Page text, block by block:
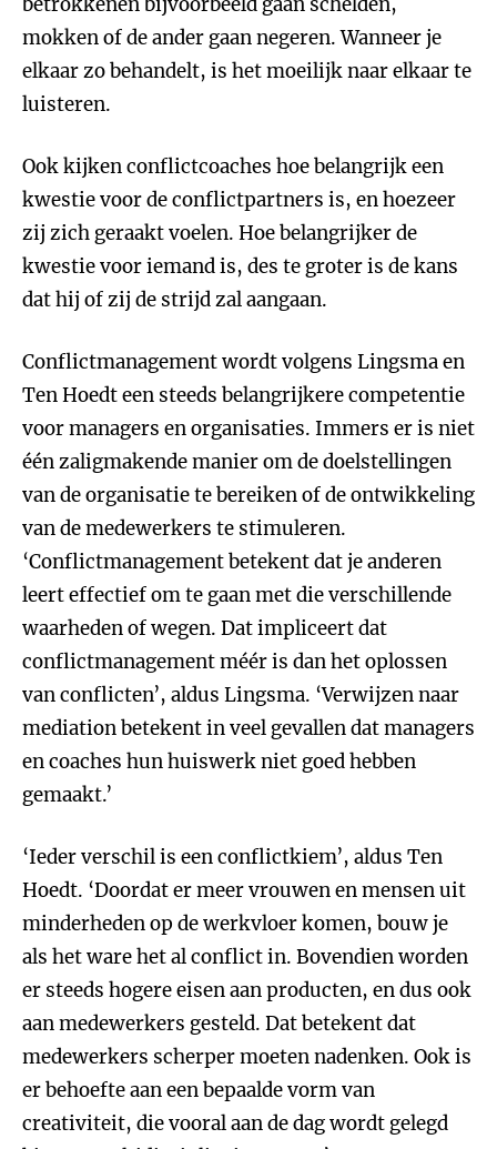
mokken of de ander gaan negeren. Wanneer je
elkaar zo behandelt, is het moeilijk naar elkaar te
luisteren.
Ook kijken conflictcoaches hoe belangrijk een
kwestie voor de conflictpartners is, en hoezeer
zij zich geraakt voelen. Hoe belangrijker de
kwestie voor iemand is, des te groter is de kans
dat hij of zij de strijd zal aangaan.
Conflictmanagement wordt volgens Lingsma en
Ten Hoedt een steeds belangrijkere competentie
voor managers en organisaties. Immers er is niet
één zaligmakende manier om de doelstellingen
van de organisatie te bereiken of de ontwikkeling
van de medewerkers te stimuleren.
‘Conflictmanagement betekent dat je anderen
leert effectief om te gaan met die verschillende
waarheden of wegen. Dat impliceert dat
conflictmanagement méér is dan het oplossen
van conflicten’, aldus Lingsma. ‘Verwijzen naar
mediation betekent in veel gevallen dat managers
en coaches hun huiswerk niet goed hebben
gemaakt.’
‘Ieder verschil is een conflictkiem’, aldus Ten
Hoedt. ‘Doordat er meer vrouwen en mensen uit
minderheden op de werkvloer komen, bouw je
als het ware het al conflict in. Bovendien worden
er steeds hogere eisen aan producten, en dus ook
aan medewerkers gesteld. Dat betekent dat
medewerkers scherper moeten nadenken. Ook is
er behoefte aan een bepaalde vorm van
creativiteit, die vooral aan de dag wordt gelegd